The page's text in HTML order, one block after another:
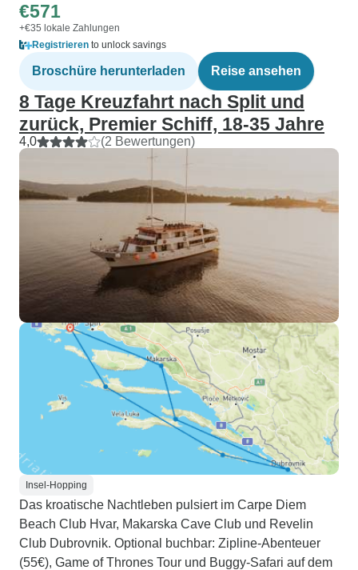
€571
+€35 lokale Zahlungen
Registrieren to unlock savings
Broschüre herunterladen Reise ansehen
8 Tage Kreuzfahrt nach Split und
zurück, Premier Schiff, 18-35 Jahre
4,0 (2 Bewertungen)
Insel-Hopping
Das kroatische Nachtleben pulsiert im Carpe Diem
Beach Club Hvar, Makarska Cave Club und Revelin
Club Dubrovnik. Optional buchbar: Zipline-Abenteuer
(55€), Game of Thrones Tour und Buggy-Safari auf dem